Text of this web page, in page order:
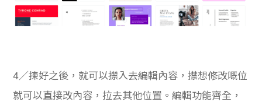
4／揀好之後，就可以㩒入去編輯內容，㩒想修改嘅位
就可以直接改內容，拉去其他位置。編輯功能齊全，